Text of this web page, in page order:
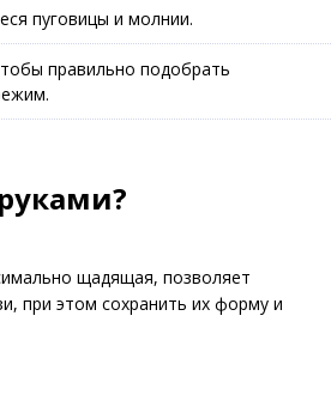
пуговицы и молнии.
правильно подобрать
щадящая, позволяет
при этом сохранить их форму и